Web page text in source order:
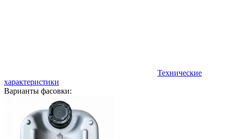
Технические
характеристики
Варианты фасовки: